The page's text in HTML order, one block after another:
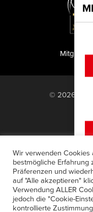
Mitglied
© 2026 PF
Anzeigensuche
AGB
Verträge hier
Wir verwenden Cookies
bestmögliche
Präferenzen und
auf "Alle akzeptieren"
Verwendung ALLER
jedoch die "Cookie-
kontrollierte